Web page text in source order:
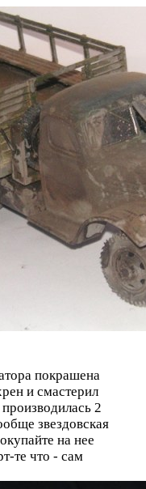
покрашена
и смастерил
2
звездовская
на нее
те что - сам